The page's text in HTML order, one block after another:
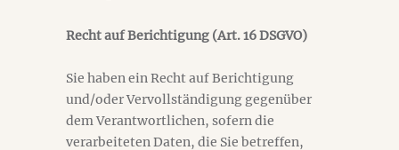
Recht auf Berichtigung (Art. 16 DSGVO)
Sie haben ein Recht auf Berichtigung
und/oder Vervollständigung gegenüber
dem Verantwortlichen, sofern die
verarbeiteten Daten, die Sie betreffen,